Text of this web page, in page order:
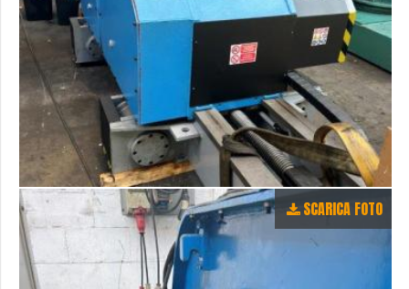
SCARICA FOTO